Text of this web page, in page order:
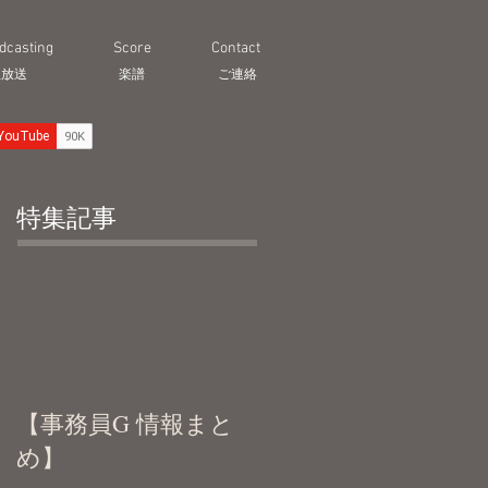
Score Contact
送 ​楽譜 ご連絡
特集記事
【事務員G 情報まと
め】